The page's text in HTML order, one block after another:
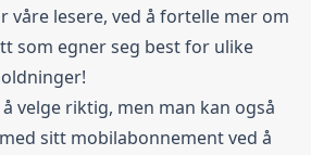
våre lesere, ved å fortelle mer om
som egner seg best for ulike
velge riktig, men man kan også
sitt mobilabonnement ved å